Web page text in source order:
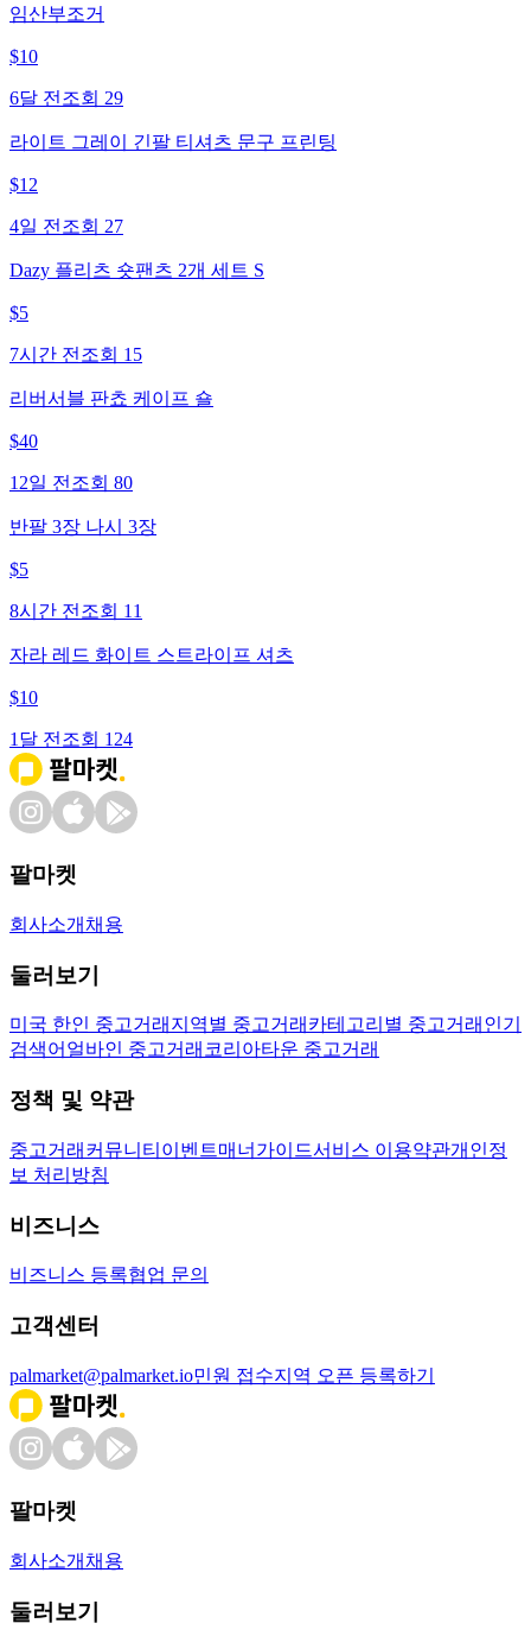
임산부조거
$10
6달 전 조회 29
라이트 그레이 긴팔 티셔츠 문구 프린팅
$12
4일 전 조회 27
Dazy 플리츠 숏팬츠 2개 세트 S
$5
7시간 전 조회 15
리버서블 판쵸 케이프 숄
$40
12일 전 조회 80
반팔 3장 나시 3장
$5
8시간 전 조회 11
자라 레드 화이트 스트라이프 셔츠
$10
1달 전 조회 124
팔마켓
회사소개 채용
둘러보기
미국 한인 중고거래 지역별 중고거래 카테고리별 중고거래 인기
검색어 얼바인 중고거래 코리아타운 중고거래
정책 및 약관
중고거래 커뮤니티 이벤트매너가이드서비스 이용약관개인정
보 처리방침
비즈니스
비즈니스 등록협업 문의
고객센터
palmarket@palmarket.io민원 접수지역 오픈 등록하기
팔마켓
회사소개 채용
둘러보기